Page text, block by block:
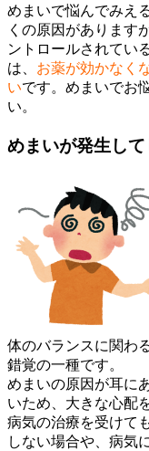
めまいで悩んでみえ
くの原因があります
ントロールされてい
は、 お薬が効かなく
いです。めまいでお
い。
めまいが発生し
体のバランスに関わ
錯覚の一種です。
めまいの原因が耳に
いため、大きな心配
病気の治療を受けて
しない場合や、病気